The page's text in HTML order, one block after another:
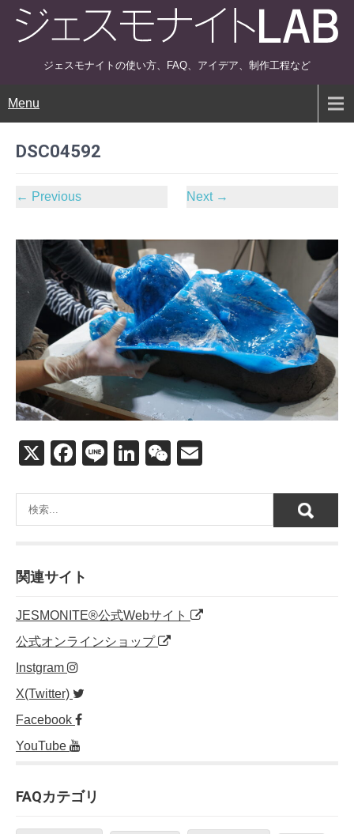
ジェスモナイトの使い方、FAQ、アイデア、制作工程など
Menu
DSC04592
← Previous Next →
X
F
c
e
o
o
k
Li
e
Li
k
e
W
C
h
ail
関連サイト
JESMONITE®公式Webサイト
公式オンラインショップ
Instgram
X(Twitter)
Facebook
YouTube
FAQカテゴリ